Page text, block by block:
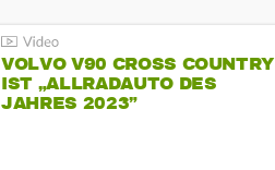
VOLVO V90 CROSS COUNTRY
IST „ALLRADAUTO DES
JAHRES 2023”